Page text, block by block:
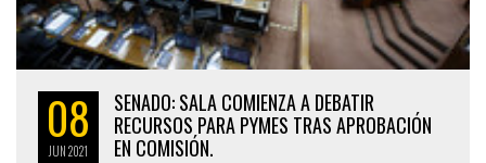
08
JUN2021
SENADO: SALA COMIENZA A DEBATIR
RECURSOS PARA PYMES TRAS APROBACIÓN
EN COMISIÓN.